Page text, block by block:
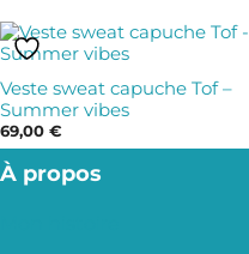
Les
options
peuvent
être
choisies
sur
Veste sweat capuche Tof –
Summer vibes
69,00 €
Ce
produit
a
plusieurs
variations.
Les
À propos